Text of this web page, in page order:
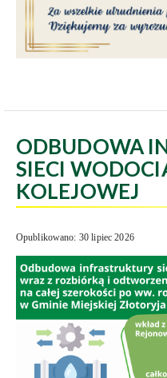
ODBUDOWA
SIECI
KOLEJOWEJ
Opublikowano: 30 lipiec 2026